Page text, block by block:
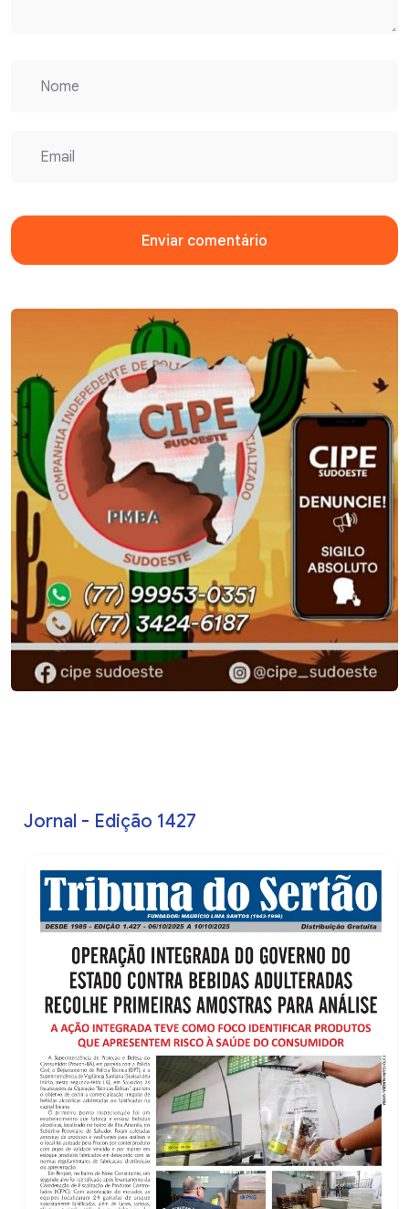
Enviar comentário
Jornal - Edição 1427